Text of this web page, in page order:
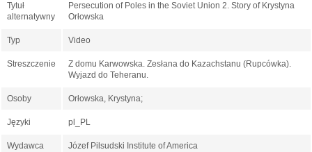
Tytuł
alternatywny
Persecution of Poles in the Soviet Union 2. Story of Krystyna
Orłowska
Typ Video
Streszczenie
Z domu Karwowska. Zesłana do Kazachstanu (Rupcówka).
Wyjazd do Teheranu.
Osoby Orłowska, Krystyna;
Języki pl_PL
Wydawca Józef Pilsudski Institute of America